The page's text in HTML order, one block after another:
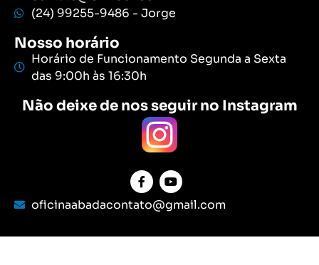
(24) 99255-9486 - Jorge
Nosso horário
Horário de Funcionamento Segunda a Sexta
das 9:00h às 16:30h
Não deixe de nos seguir no Instagram
oficinaabadacontato@gmail.com
Selo de Segurança